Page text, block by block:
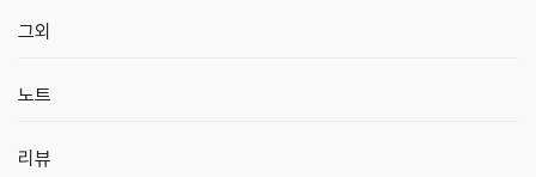
그외
노트
리뷰